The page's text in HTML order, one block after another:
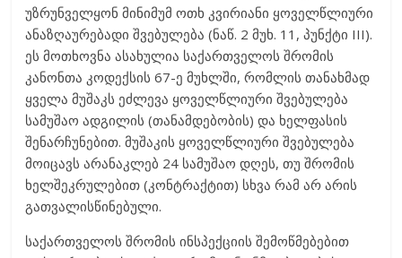
უზრუნველყონ მინიმუმ ოთხ კვირიანი ყოველწლიური
ანაზღაურებადი შვებულება (ნაწ. 2 მუხ. 11, პუნქტი III).
ეს მოთხოვნა ასახულია საქართველოს შრომის
კანონთა კოდექსის 67-ე მუხლში, რომლის თანახმად
ყველა მუშაკს ეძლევა ყოველწლიური შვებულება
სამუშაო ადგილის (თანამდებობის) და ხელფასის
შენარჩუნებით. მუშაკის ყოველწლიური შვებულება
მოიცავს არანაკლებ 24 სამუშაო დღეს, თუ შრომის
ხელშეკრულებით (კონტრაქტით) სხვა რამ არ არის
გათვალისწინებული.
საქართველოს შრომის ინსპექციის შემოწმებებით